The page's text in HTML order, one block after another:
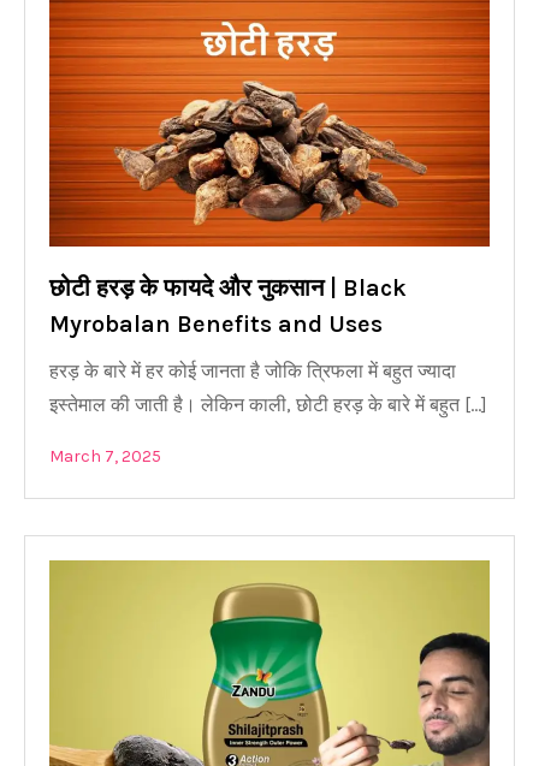
छोटी हरड़ के फायदे और नुकसान | Black
Myrobalan Benefits and Uses
हरड़ के बारे में हर कोई जानता है जोकि त्रिफला में बहुत ज्यादा
इस्तेमाल की जाती है। लेकिन काली, छोटी हरड़ के बारे में बहुत […]
March 7, 2025